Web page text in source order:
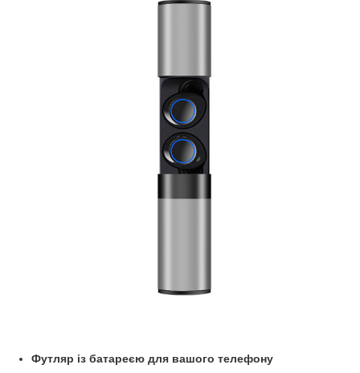
Футляр із батареєю для вашого телефону